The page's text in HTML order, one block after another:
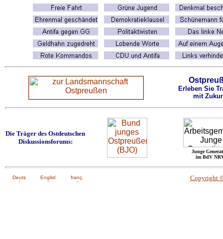
Erleben Sie
mit
Die Träger des Ostdeutschen
Diskussionsforums:
Junge
im BdV
Copyright